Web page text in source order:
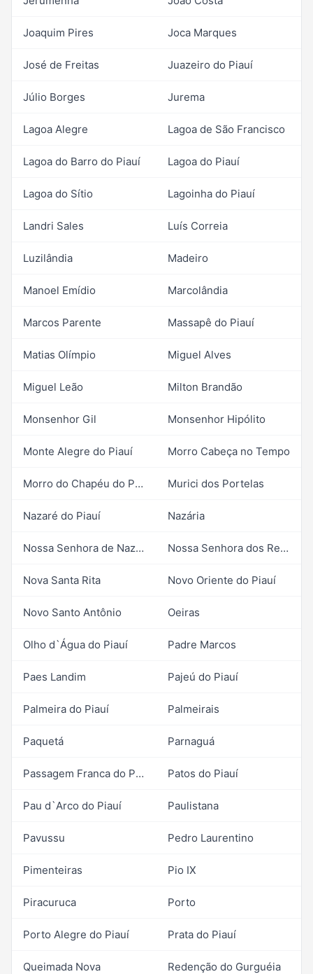
Joaquim Pires Joca Marques
José de Freitas Juazeiro do Piauí
Júlio Borges Jurema
Lagoa Alegre Lagoa de São Francisco
Lagoa do Barro do Piauí Lagoa do Piauí
Lagoa do Sítio Lagoinha do Piauí
Landri Sales Luís Correia
Luzilândia Madeiro
Manoel Emídio Marcolândia
Marcos Parente Massapê do Piauí
Matias Olímpio Miguel Alves
Miguel Leão Milton Brandão
Monsenhor Gil Monsenhor Hipólito
Monte Alegre do Piauí Morro Cabeça no Tempo
Morro do Chapéu do Piauí Murici dos Portelas
Nazaré do Piauí Nazária
Nossa Senhora de Nazaré Nossa Senhora dos Remédios
Nova Santa Rita Novo Oriente do Piauí
Novo Santo Antônio Oeiras
Olho d`Água do Piauí Padre Marcos
Paes Landim Pajeú do Piauí
Palmeira do Piauí Palmeirais
Paquetá Parnaguá
Passagem Franca do Piauí Patos do Piauí
Pau d`Arco do Piauí Paulistana
Pavussu Pedro Laurentino
Pimenteiras Pio IX
Piracuruca Porto
Porto Alegre do Piauí Prata do Piauí
Queimada Nova Redenção do Gurguéia